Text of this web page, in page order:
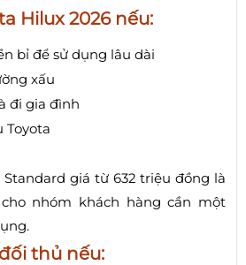
Hilux 2026 nếu:
bỉ để sử dụng lâu dài
xấu
đi gia đình
Toyota
giá từ 632 triệu đồng là
nhóm khách hàng cần một
thủ nếu: